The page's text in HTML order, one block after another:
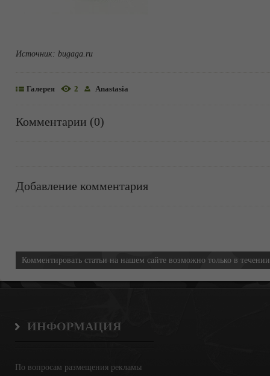
Источник: bugaga.ru
Галерея 2 Anastasia
Комментарии (0)
Добавление комментария
Комментировать статьи на нашем сайте возможно только в
ИНФОРМАЦИЯ
По вопросам размещения рекламы